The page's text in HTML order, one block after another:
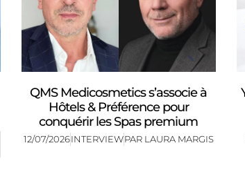
QMS Medicosmetics s’associe à
Hôtels & Préférence pour
conquérir les Spas premium
12/07/2026INTERVIEWPAR LAURA MARGIS